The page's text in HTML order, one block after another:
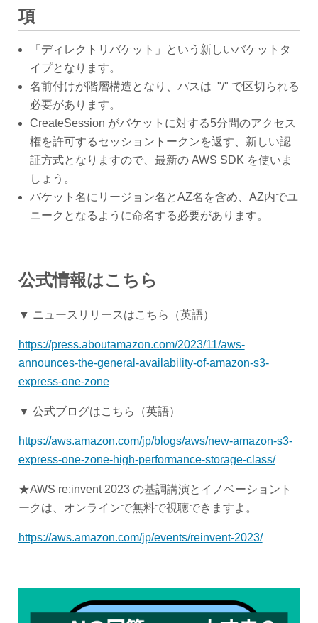
項
「ディレクトリバケット」という新しいバケットタ
イプとなります。
名前付けが階層構造となり、パスは "/" で区切られる
必要があります。
CreateSession がバケットに対する5分間のアクセス
権を許可するセッショントークンを返す、新しい認
証方式となりますので、最新の AWS SDK を使いま
しょう。
バケット名にリージョン名とAZ名を含め、AZ内でユ
ニークとなるように命名する必要があります。
公式情報はこちら
▼ ニュースリリースはこちら（英語）
https://press.aboutamazon.com/2023/11/aws-
announces-the-general-availability-of-amazon-s3-
express-one-zone
▼ 公式ブログはこちら（英語）
https://aws.amazon.com/jp/blogs/aws/new-amazon-s3-
express-one-zone-high-performance-storage-class/
★AWS re:invent 2023 の基調講演とイノベーショント
ークは、オンラインで無料で視聴できますよ。
https://aws.amazon.com/jp/events/reinvent-2023/